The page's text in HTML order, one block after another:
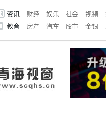
资讯 财经 娱乐 社会 视频
教育
房产 汽车 股市 金银